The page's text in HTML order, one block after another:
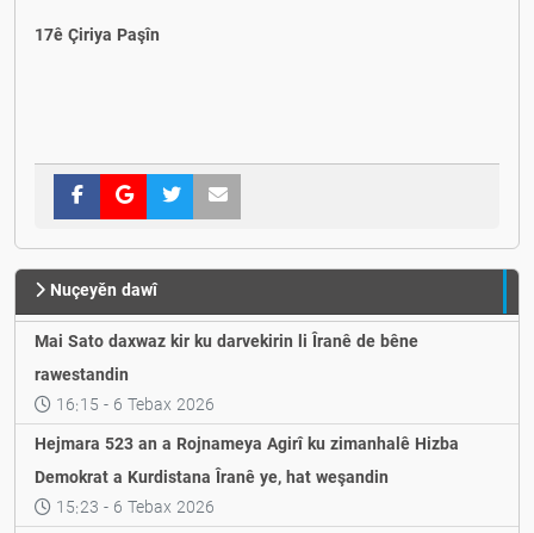
17ê Çiriya Paşîn
Nuçeyěn dawî
Mai Sato daxwaz kir ku darvekirin li Îranê de bêne
rawestandin
16:15 - 6 Tebax 2026
Hejmara 523 an a Rojnameya Agirî ku zimanhalê Hizba
Demokrat a Kurdistana Îranê ye, hat weşandin
15:23 - 6 Tebax 2026